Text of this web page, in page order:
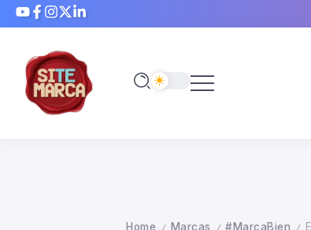
Home Marcas #MarcaBien